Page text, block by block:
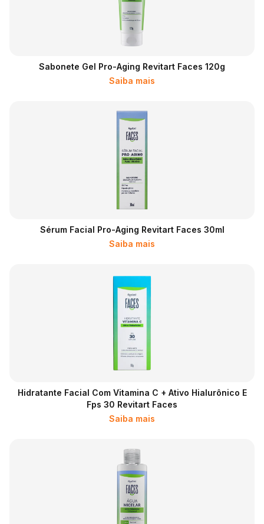
Sabonete Gel Pro-Aging Revitart Faces 120g
Saiba mais
Sérum Facial Pro-Aging Revitart Faces 30ml
Saiba mais
Hidratante Facial Com Vitamina C + Ativo Hialurônico E
Fps 30 Revitart Faces
Saiba mais